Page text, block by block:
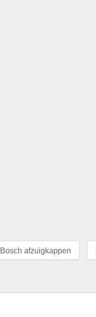
Bosch afzuigkappen